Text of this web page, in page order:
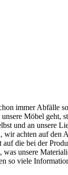
immer Abfälle
Möbel geht,
und an unsere
wir achten auf den
die bei der
unsere
so viele